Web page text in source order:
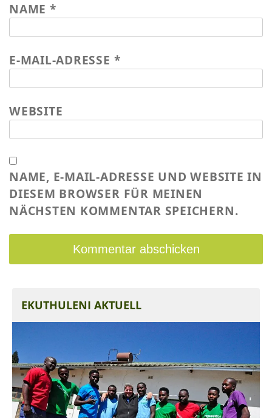
NAME *
E-MAIL-ADRESSE *
WEBSITE
NAME, E-MAIL-ADRESSE UND WEBSITE IN
DIESEM BROWSER FÜR MEINEN
NÄCHSTEN KOMMENTAR SPEICHERN.
EKUTHULENI AKTUELL